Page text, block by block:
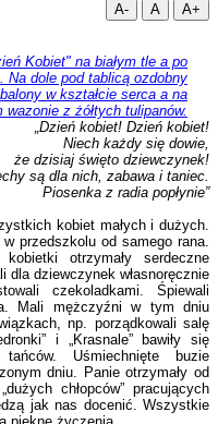
A- A A+
„Dzień kobiet! Dzień kobiet!
Niech każdy się dowie,
że dzisiaj święto dziewczynek!
są dla nich, zabawa i taniec.
Piosenka z radia popłynie”
kobiet małych i dużych.
przedszkolu od samego rana.
otrzymały serdeczne
dla dziewczynek własnoręcznie
czekoladkami. Śpiewali
Mali mężczyźni w tym dniu
np. porządkowali salę
i „Krasnale” bawiły się
Uśmiechnięte buzie
dniu. Panie otrzymały od
chłopców” pracujących
jak nas docenić. Wszystkie